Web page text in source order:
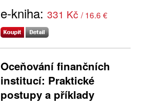
e-kniha: 331 Kč / 16.6 €
Oceňování finančních
institucí: Praktické
postupy a příklady